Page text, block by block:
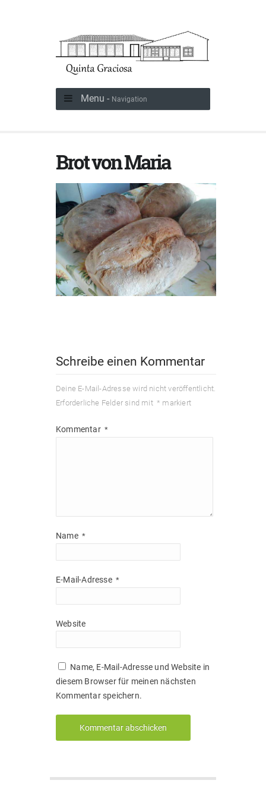
Menu - Navigation
Brot von Maria
Schreibe einen Kommentar
Deine E-Mail-Adresse wird nicht veröffentlicht.
Erforderliche Felder sind mit * markiert
Kommentar *
Name *
E-Mail-Adresse *
Website
Name, E-Mail-Adresse und Website in
diesem Browser für meinen nächsten
Kommentar speichern.